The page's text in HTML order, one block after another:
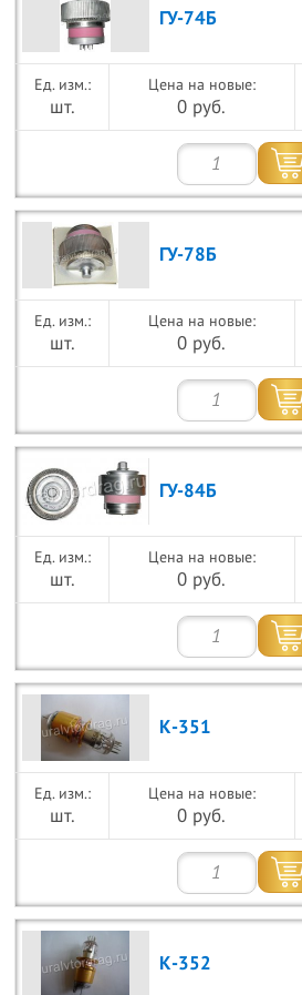
ГУ-74Б
шт.
Цена на новые:
0 руб.
ГУ-78Б
шт.
Цена на новые:
0 руб.
ГУ-84Б
шт.
Цена на новые:
0 руб.
К-351
шт.
Цена на новые:
0 руб.
К-352